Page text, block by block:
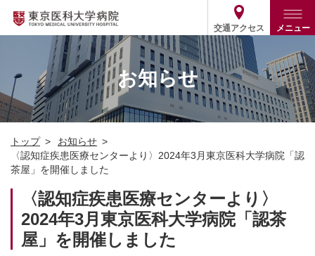
交通アクセス メニュー
トップ
外来・入院案内
外来
入院
患者支援・相談窓口
各種ご案内
診療部門案内
診療部門案内一覧
医師・歯科医師等情報検索
病院案内
基本情報
統計・データ・情報公開
役割・取り組み
外部評価
医療関係の方
医療連携
採用関連
その他
ENGLISH 简体中文
03-3342-6111
お知らせ
トップ
お知らせ
〈認知症疾患医療センターより〉2024年3月東京医科大学病院「認
茶屋」を開催しました
〈認知症疾患医療センターより〉
2024年3月東京医科大学病院「認茶
屋」を開催しました